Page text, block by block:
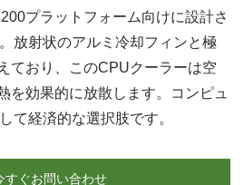
プラットフォーム向けに設計さ
放射状のアルミ冷却フィンと極
ており、このCPUクーラーは空
を効果的に放散します。コンピュ
て経済的な選択肢です。
すぐお問い合わせ